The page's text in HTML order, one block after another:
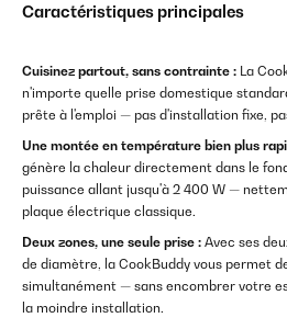
Caractéristiques principales
Cuisinez partout, sans contrainte : La
n'importe quelle prise domestique
prête à l'emploi — pas d'installation fixe,
Une montée en température bien plus
génère la chaleur directement dans le
puissance allant jusqu'à 2 400 W —
plaque électrique classique.
Deux zones, une seule prise : Avec ses
de diamètre, la CookBuddy vous permet
simultanément — sans encombrer votre
la moindre installation.